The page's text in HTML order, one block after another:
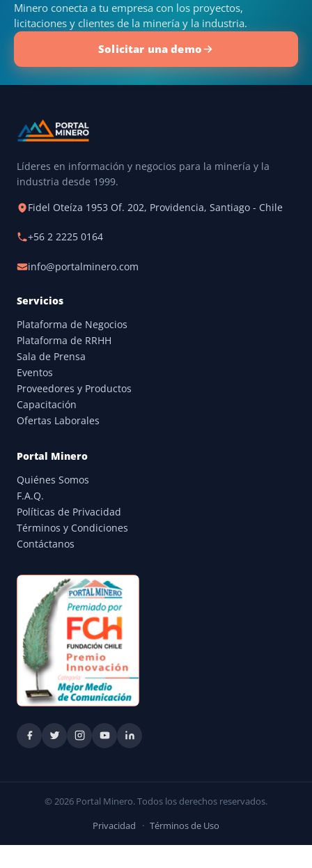
Minero conecta a tu empresa con los proyectos,
licitaciones y clientes de la minería y la industria.
Solicitar una demo
Líderes en información y negocios para la minería y la
industria desde 1999.
Fidel Oteíza 1953 Of. 202, Providencia, Santiago - Chile
+56 2 2225 0164
info@portalminero.com
Servicios
Plataforma de Negocios
Plataforma de RRHH
Sala de Prensa
Eventos
Proveedores y Productos
Capacitación
Ofertas Laborales
Portal Minero
Quiénes Somos
F.A.Q.
Políticas de Privacidad
Términos y Condiciones
Contáctanos
© 2026 Portal Minero. Todos los derechos reservados.
Privacidad · Términos de Uso